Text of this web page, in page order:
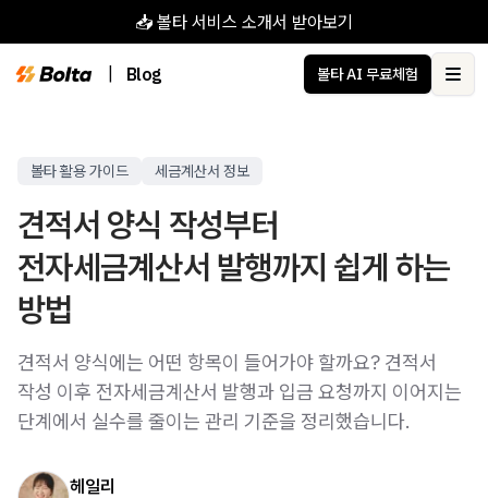
📥 볼타 서비스 소개서 받아보기
Blog 볼타 AI 무료체험
볼타 활용 가이드 세금계산서 정보
견적서 양식 작성부터
전자세금계산서 발행까지 쉽게 하는
방법
견적서 양식에는 어떤 항목이 들어가야 할까요? 견적서
작성 이후 전자세금계산서 발행과 입금 요청까지 이어지는
단계에서 실수를 줄이는 관리 기준을 정리했습니다.
헤일리